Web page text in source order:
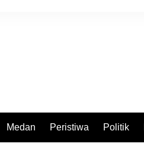
Medan Peristiwa Politik